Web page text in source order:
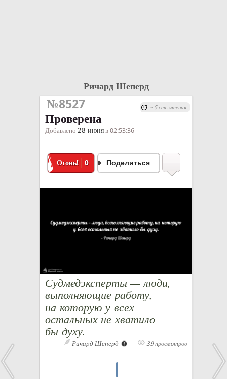
Ричард Шеперд
№8527
Проверена
Добавлено 28 июня в 02:53:36
Огонь! 0 Поделиться
Судмедэксперты — люди,
выполняющие работу,
на которую у всех
остальных не хватило
бы духу.
Ричард Шеперд 39 просмотров
~ 5 сек. чтения